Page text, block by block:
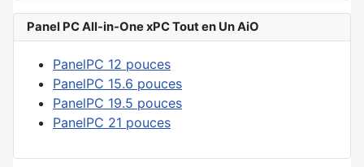
Panel PC All-in-One xPC Tout en Un AiO
PanelPC 12 pouces
PanelPC 15.6 pouces
PanelPC 19.5 pouces
PanelPC 21 pouces